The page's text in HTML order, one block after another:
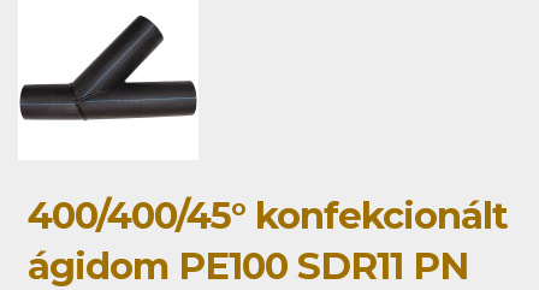
400/400/45° konfekcionált
ágidom PE100 SDR11 PN